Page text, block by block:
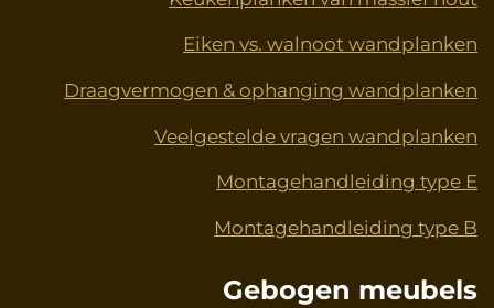
Eiken vs. walnoot wandplanken
Draagvermogen & ophanging wandplanken
Veelgestelde vragen wandplanken
Montagehandleiding type E
Montagehandleiding type B
Gebogen meubels